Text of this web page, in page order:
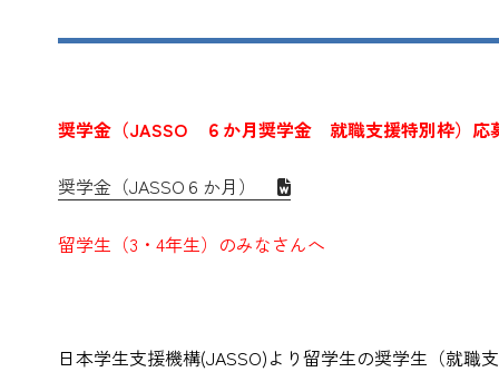
奨学金（JASSO ６か月奨学金 就職支援特別枠）応
奨学金（JASSO６か月）
留学生（3・4年生）のみなさんへ
日本学生支援機構(JASSO)より留学生の奨学生（就職